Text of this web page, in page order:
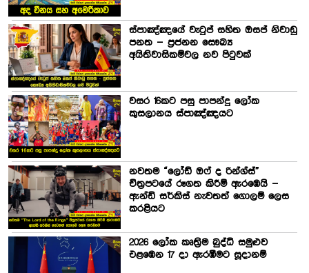
ස්පාඤ්ඤයේ වැටුප් සහිත ඔසප් නිවාඩු
පනත – ප්‍රජනන සෞඛ්‍ය
අයිතිවාසිකම්වල නව පිටුවක්
වසර 16කට පසු පාපන්දු ලෝක
කුසලානය ස්පාඤ්ඤයට
නවතම “ලෝඩ් ඔෆ් ද රින්ග්ස්”
චිත්‍රපටයේ රූගත කිරීම් ඇරඹෙයි –
ඇන්ඩි සර්කිස් නැවතත් ගොලම් ලෙස
කරළියට
2026 ලෝක කෘත්‍රිම බුද්ධි සමුළුව
එළඹෙන 17 දා ඇරඹීමට සූදානම්